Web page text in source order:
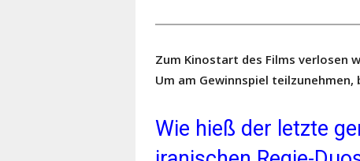
Zum Kinostart des Films verlosen
Um am Gewinnspiel
Wie hieß der letzte